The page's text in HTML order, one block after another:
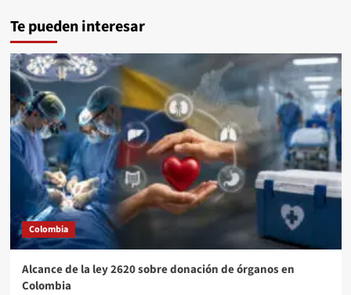
Te pueden interesar
Colombia
Alcance de la ley 2620 sobre donación de órganos en
Colombia